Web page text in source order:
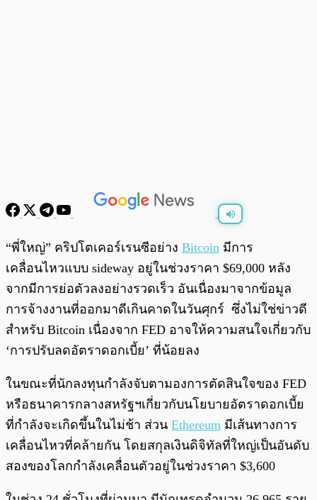
พร้อมเล่น
“พี่ใหญ่” คริปโตเคอร์เรนซีอย่าง Bitcoin มีการ
เคลื่อนไหวแบบ sideway อยู่ในช่วงราคา $69,000 หลัง
จากมีการย่อตัวลงอย่างรวดเร็ว อันเนื่องมาจากข้อมูล
การจ้างงานที่ออกมาดีเกินคาดในวันศุกร์ ซึ่งไม่ใช่ข่าวดี
สำหรับ Bitcoin เนื่องจาก FED อาจให้ความสนใจเกี่ยวกับ
‘การปรับลดอัตราดอกเบี้ย’ ที่น้อยลง
ในขณะที่นักลงทุนกำลังจับตามองการตัดสินใจของ FED
หรือธนาคารกลางสหรัฐฯเกี่ยวกับนโยบายอัตราดอกเบี้ย
ที่กำลังจะเกิดขึ้นในไม่ช้า ส่วน Ethereum มีเส้นทางการ
เคลื่อนไหวที่คล้ายกัน โดยสกุลเงินดิจิทัลที่ใหญ่เป็นอันดับ
สองของโลกกำลังเคลื่อนตัวอยู่ในช่วงราคา $3,600